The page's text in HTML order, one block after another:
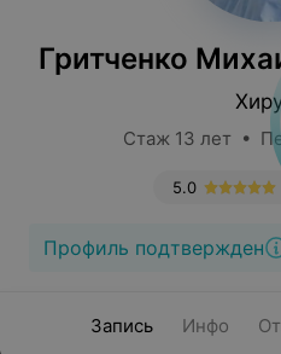
Гритченко
Стаж 13 лет •
5.0
Профиль подтвержден
Запись Инфо